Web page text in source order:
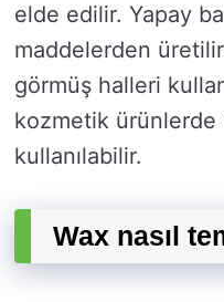
elde edilir. Yapay
maddelerden
görmüş halleri
kozmetik ürünlerde
kullanılabilir.
Wax nasıl